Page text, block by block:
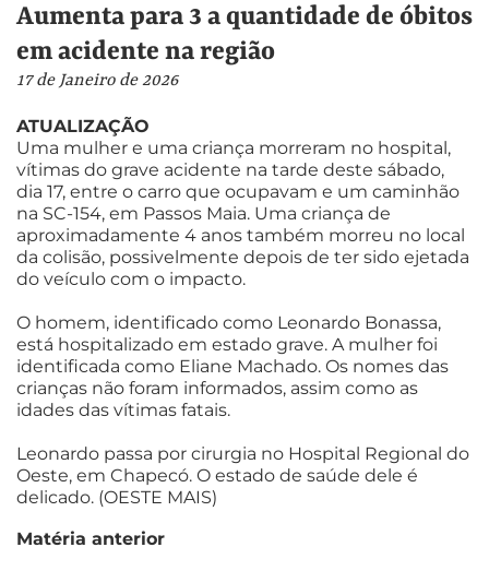
Aumenta para 3 a quantidade de óbitos
em acidente na região
17 de Janeiro de 2026
ATUALIZAÇÃO
Uma mulher e uma criança morreram no hospital,
vítimas do grave acidente na tarde deste sábado,
dia 17, entre o carro que ocupavam e um caminhão
na SC-154, em Passos Maia. Uma criança de
aproximadamente 4 anos também morreu no local
da colisão, possivelmente depois de ter sido ejetada
do veículo com o impacto.
O homem, identificado como Leonardo Bonassa,
está hospitalizado em estado grave. A mulher foi
identificada como Eliane Machado. Os nomes das
crianças não foram informados, assim como as
idades das vítimas fatais.
Leonardo passa por cirurgia no Hospital Regional do
Oeste, em Chapecó. O estado de saúde dele é
delicado. (OESTE MAIS)
Matéria anterior